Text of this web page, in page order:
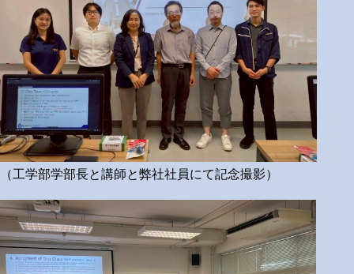
（工学部学部長と講師と弊社社員にて記念撮影）